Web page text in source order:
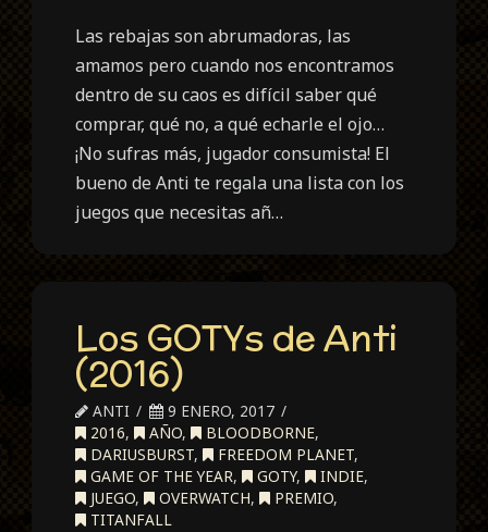
Las rebajas son abrumadoras, las
amamos pero cuando nos encontramos
dentro de su caos es difícil saber qué
comprar, qué no, a qué echarle el ojo…
¡No sufras más, jugador consumista! El
bueno de Anti te regala una lista con los
juegos que necesitas añ…
Los GOTYs de Anti
(2016)
ANTI
9 ENERO, 2017
2016, AÑO, BLOODBORNE,
DARIUSBURST, FREEDOM PLANET,
GAME OF THE YEAR, GOTY, INDIE,
JUEGO, OVERWATCH, PREMIO,
TITANFALL